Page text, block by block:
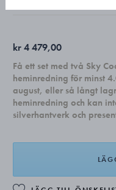
kr 4 479,00
Få ett set med två Sky
heminredning för minst
august, eller så långt
heminredning och kan
silverhantverk och